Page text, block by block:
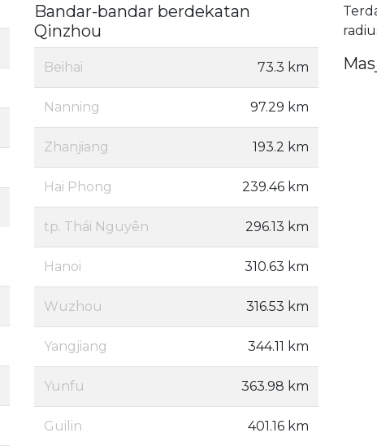
Bandar-bandar berdekatan
Qinzhou
Beihai 73.3 km
Nanning 97.29 km
Zhanjiang 193.2 km
Hai Phong 239.46 km
tp. Thái Nguyên 296.13 km
Hanoi 310.63 km
Wuzhou 316.53 km
Yangjiang 344.11 km
Yunfu 363.98 km
Guilin 401.16 km